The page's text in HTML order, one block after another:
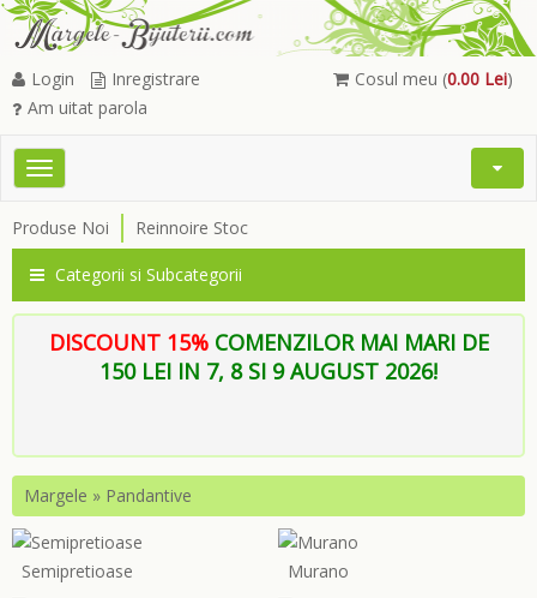
Cosul meu (0.00 Lei)
Login
Inregistrare
Am uitat parola
Toggle
Open
Produse Noi Reinnoire Stoc
Categorii si Subcategorii
DISCOUNT 15% COMENZILOR MAI MARI DE
150 LEI IN 7, 8 SI 9 AUGUST 2026!
Margele » Pandantive
Semipretioase Murano